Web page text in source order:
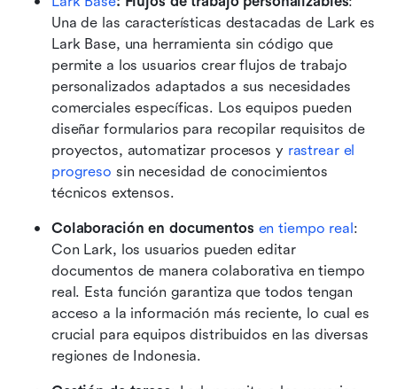
Una de las características destacadas de Lark es
Lark Base, una herramienta sin código que
permite a los usuarios crear flujos de trabajo
personalizados adaptados a sus necesidades
comerciales específicas. Los equipos pueden
diseñar formularios para recopilar requisitos de
proyectos, automatizar procesos y rastrear el
progreso sin necesidad de conocimientos
técnicos extensos.
Colaboración en documentos en tiempo real:
Con Lark, los usuarios pueden editar
documentos de manera colaborativa en tiempo
real. Esta función garantiza que todos tengan
acceso a la información más reciente, lo cual es
crucial para equipos distribuidos en las diversas
regiones de Indonesia.